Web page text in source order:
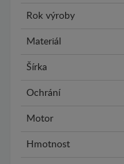
Rok výroby
Materiál
Šírka
Ochrání
Motor
Hmotnost